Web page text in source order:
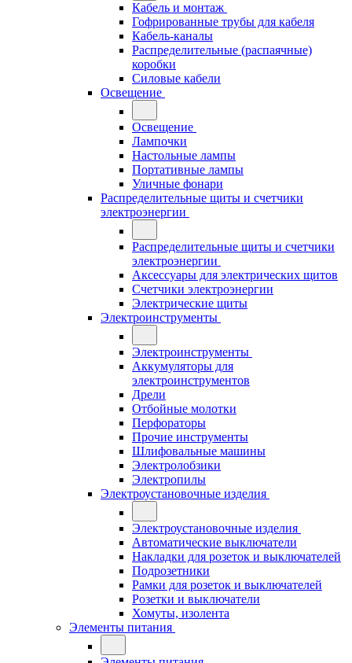
Кабель и монтаж
Гофрированные трубы для кабеля
Кабель-каналы
Распределительные (распаячные)
коробки
Силовые кабели
Освещение
Освещение
Лампочки
Настольные лампы
Портативные лампы
Уличные фонари
Распределительные щиты и счетчики
электроэнергии
Распределительные щиты и счетчики
электроэнергии
Аксессуары для электрических щитов
Счетчики электроэнергии
Электрические щиты
Электроинструменты
Электроинструменты
Аккумуляторы для
электроинструментов
Дрели
Отбойные молотки
Перфораторы
Прочие инструменты
Шлифовальные машины
Электролобзики
Электропилы
Электроустановочные изделия
Электроустановочные изделия
Автоматические выключатели
Накладки для розеток и выключателей
Подрозетники
Рамки для розеток и выключателей
Розетки и выключатели
Хомуты, изолента
Элементы питания